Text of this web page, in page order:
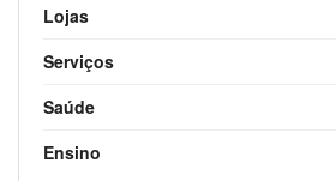
Lojas
Serviços
Saúde
Ensino